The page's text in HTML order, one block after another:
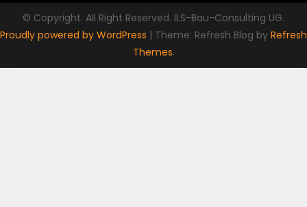
© Copyright. All Right Reserved. ILS-Bau-Consulting UG.
Proudly powered by WordPress | Theme: Refresh Blog by Refresh
Themes.